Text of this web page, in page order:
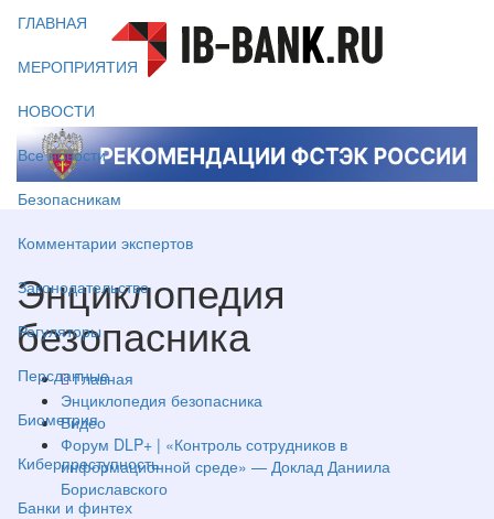
ГЛАВНАЯ
МЕРОПРИЯТИЯ
НОВОСТИ
Все новости
Безопасникам
Комментарии экспертов
Законодательство
Регуляторы
Персданные
Биометрия
Киберпреступность
Банки и финтех
Энциклопедия
безопасника
Главная
Энциклопедия безопасника
Видео
Форум DLP+ | «Контроль сотрудников в
информационной среде» — Доклад Даниила
Бориславского